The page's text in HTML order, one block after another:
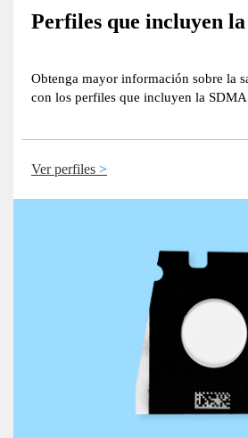
Perfiles que incluyen
Obtenga mayor información sobre la
con los perfiles que incluyen la
Ver perfiles